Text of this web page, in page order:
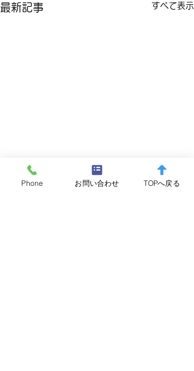
最新記事 すべて表示
Phone お問い合わせ TOPへ戻る